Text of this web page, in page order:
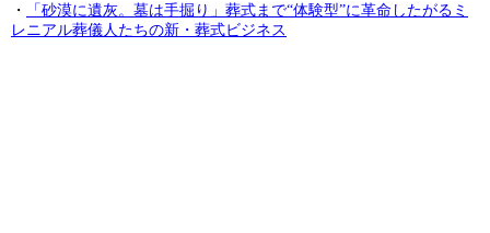
・
「砂漠に遺灰。墓は手掘り」葬式まで“体験型”に革命したがるミ
レニアル葬儀人たちの新・葬式ビジネス